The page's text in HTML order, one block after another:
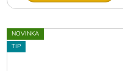
NOVINKA
TIP